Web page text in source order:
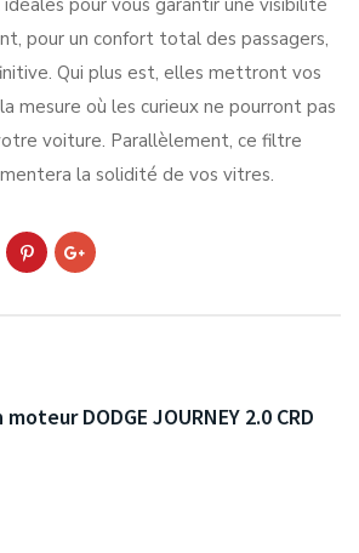
pour vous garantir une visibilité
pour un confort total des passagers,
Qui plus est, elles mettront vos
mesure où les curieux ne pourront pas
voiture. Parallèlement, ce filtre
la solidité de vos vitres.
DODGE JOURNEY 2.0 CRD